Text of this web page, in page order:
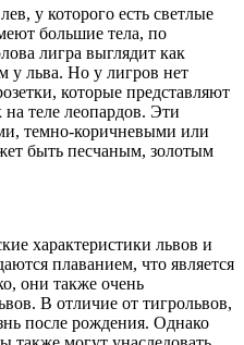
у которого есть светлые
большие тела, по
лигра выглядит как
у льва. Но у лигров нет
которые представляют
теле леопардов. Эти
темно-коричневыми или
быть песчаным, золотым
характеристики львов и
плаванием, что является
они также очень
В отличие от тигрольвов,
после рождения. Однако